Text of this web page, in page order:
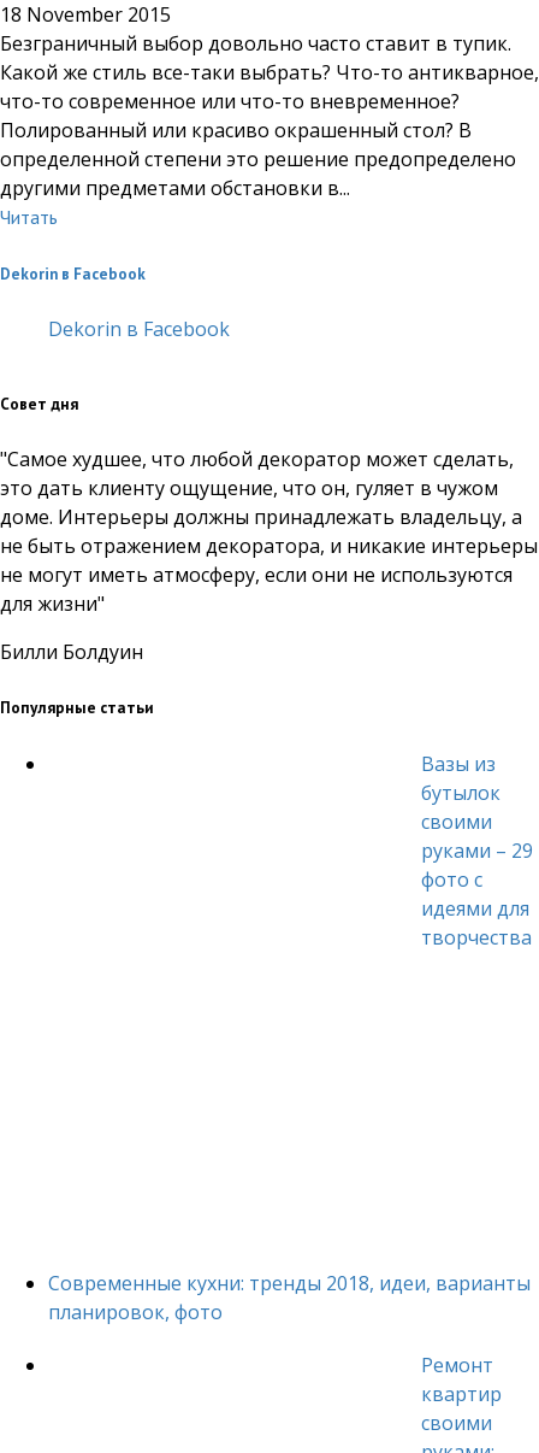
18 November 2015
Безграничный выбор довольно часто ставит в тупик.
Какой же стиль все-таки выбрать? Что-то антикварное,
что-то современное или что-то вневременное?
Полированный или красиво окрашенный стол? В
определенной степени это решение предопределено
другими предметами обстановки в...
Читать
Dekorin в Facebook
Dekorin в Facebook
Совет дня
"Самое худшее, что любой декоратор может сделать,
это дать клиенту ощущение, что он, гуляет в чужом
доме. Интерьеры должны принадлежать владельцу, а
не быть отражением декоратора, и никакие интерьеры
не могут иметь атмосферу, если они не используются
для жизни"
Билли Болдуин
Популярные статьи
Вазы из
бутылок
своими
руками – 29
фото с
идеями для
творчества
Современные кухни: тренды 2018, идеи, варианты
планировок, фото
Ремонт
квартир
своими